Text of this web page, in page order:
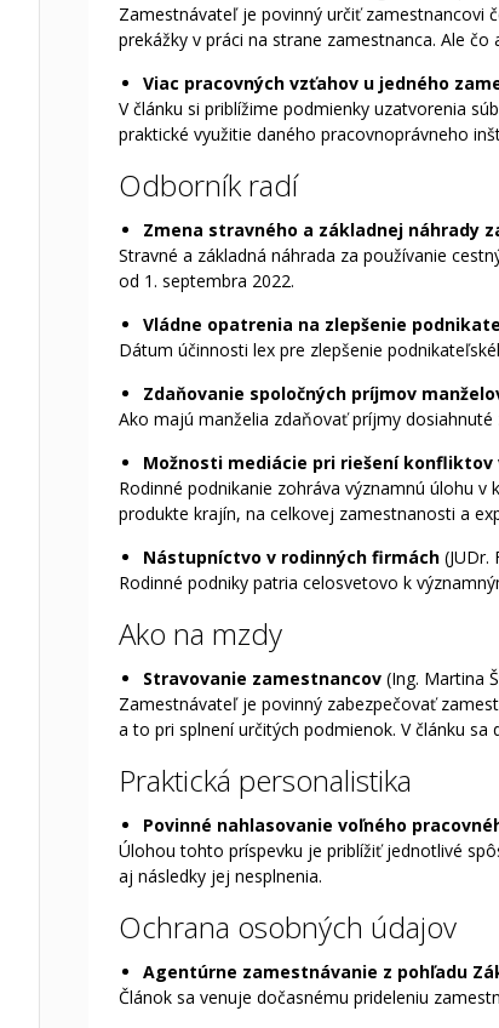
Zamestnávateľ je povinný určiť zamestnancovi
prekážky v práci na strane zamestnanca. Ale
Viac pracovných vzťahov u jedného
V článku si priblížime podmienky uzatvorenia
praktické využitie daného pracovnoprávneho
Odborník radí
Zmena stravného a základnej náhrady
Stravné a základná náhrada za používanie
od 1. septembra 2022.
Vládne opatrenia na zlepšenie
Dátum účinnosti lex pre zlepšenie
Zdaňovanie spoločných príjmov
Ako majú manželia zdaňovať príjmy
Možnosti mediácie pri riešení
Rodinné podnikanie zohráva významnú úlohu
produkte krajín, na celkovej zamestnanosti a
Nástupníctvo v rodinných firmách (JUDr.
Rodinné podniky patria celosvetovo k
Ako na mzdy
Stravovanie zamestnancov (Ing. Martina
Zamestnávateľ je povinný zabezpečovať
a to pri splnení určitých podmienok. V článku sa
Praktická personalistika
Povinné nahlasovanie voľného
Úlohou tohto príspevku je priblížiť jednotlivé
aj následky jej nesplnenia.
Ochrana osobných údajov
Agentúrne zamestnávanie z pohľadu
Článok sa venuje dočasnému prideleniu